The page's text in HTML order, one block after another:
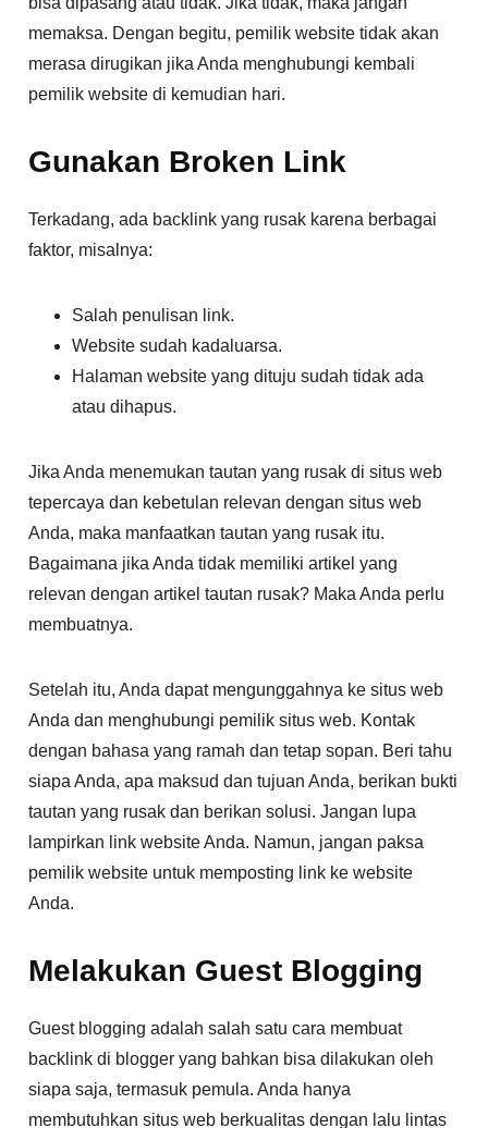
memaksa. Dengan begitu, pemilik website tidak akan
merasa dirugikan jika Anda menghubungi kembali
pemilik website di kemudian hari.
Gunakan Broken Link
Terkadang, ada backlink yang rusak karena berbagai
faktor, misalnya:
Salah penulisan link.
Website sudah kadaluarsa.
Halaman website yang dituju sudah tidak ada
atau dihapus.
Jika Anda menemukan tautan yang rusak di situs web
tepercaya dan kebetulan relevan dengan situs web
Anda, maka manfaatkan tautan yang rusak itu.
Bagaimana jika Anda tidak memiliki artikel yang
relevan dengan artikel tautan rusak? Maka Anda perlu
membuatnya.
Setelah itu, Anda dapat mengunggahnya ke situs web
Anda dan menghubungi pemilik situs web. Kontak
dengan bahasa yang ramah dan tetap sopan. Beri tahu
siapa Anda, apa maksud dan tujuan Anda, berikan bukti
tautan yang rusak dan berikan solusi. Jangan lupa
lampirkan link website Anda. Namun, jangan paksa
pemilik website untuk memposting link ke website
Anda.
Melakukan Guest Blogging
Guest blogging adalah salah satu cara membuat
backlink di blogger yang bahkan bisa dilakukan oleh
siapa saja, termasuk pemula. Anda hanya
membutuhkan situs web berkualitas dengan lalu lintas